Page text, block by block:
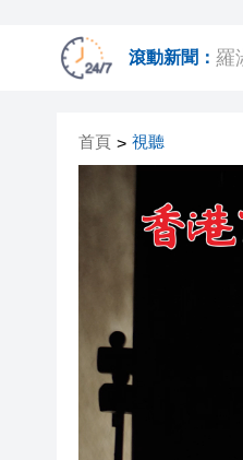
滾動新聞： 羅
社
首頁 > 視聽